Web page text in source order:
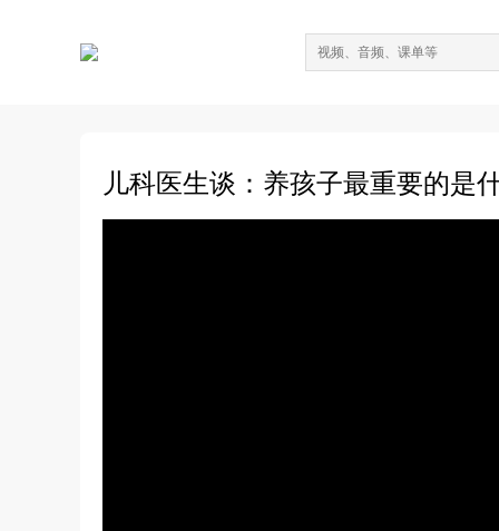
儿科医生谈：养孩子最重要的是